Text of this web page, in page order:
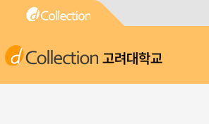
고려대학교